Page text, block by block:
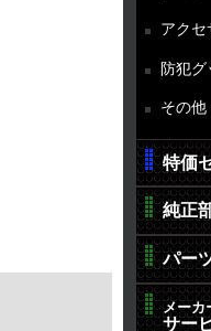
アクセ
防犯グ
その他
特価
純正
パー
メーカ
サー